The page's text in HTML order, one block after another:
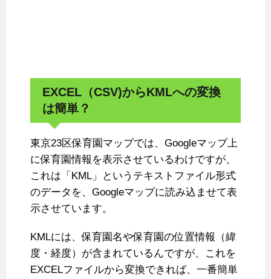
EXCEL（CSV)からKMLへの変換
は簡単？
東京23区保育園マップでは、Googleマップ上
に保育園情報を表示させているわけですが、
これは「KML」というテキストファイル形式
のデータを、Googleマップに読み込ませて表
示させています。
KMLには、保育園名や保育園の位置情報（緯
度・経度）が含まれているんですが、これを
EXCELファイルから変換できれば、一番簡単